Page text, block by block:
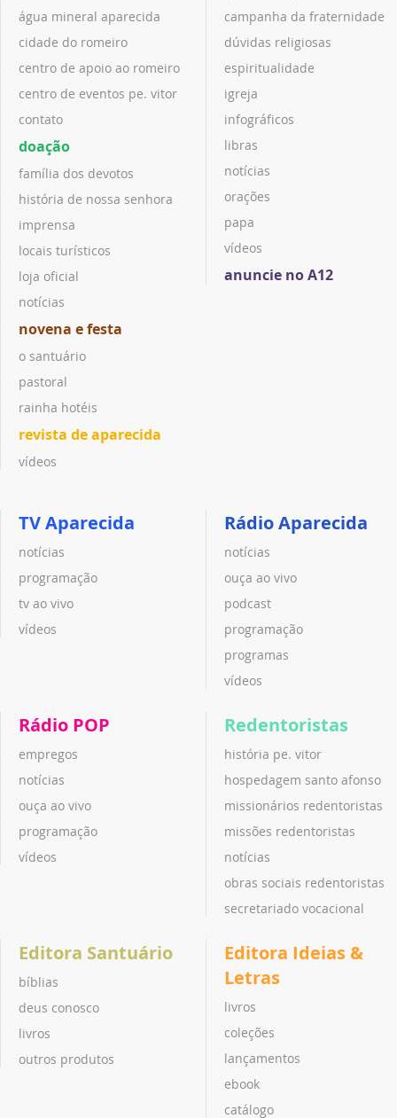
água mineral aparecida
cidade do romeiro
centro de apoio ao romeiro
centro de eventos pe. vitor
contato
doação
família dos devotos
história de nossa senhora
imprensa
locais turísticos
loja oficial
notícias
novena e festa
o santuário
pastoral
rainha hotéis
revista de aparecida
vídeos
campanha da fraternidade
dúvidas religiosas
espiritualidade
igreja
infográficos
libras
notícias
orações
papa
vídeos
anuncie no A12
TV Aparecida
notícias
programação
tv ao vivo
vídeos
Rádio Aparecida
notícias
ouça ao vivo
podcast
programação
programas
vídeos
Rádio POP
empregos
notícias
ouça ao vivo
programação
vídeos
Redentoristas
história pe. vitor
hospedagem santo afonso
missionários redentoristas
missões redentoristas
notícias
obras sociais redentoristas
secretariado vocacional
Editora Santuário
bíblias
deus conosco
livros
outros produtos
Editora Ideias &
Letras
livros
coleções
lançamentos
ebook
catálogo